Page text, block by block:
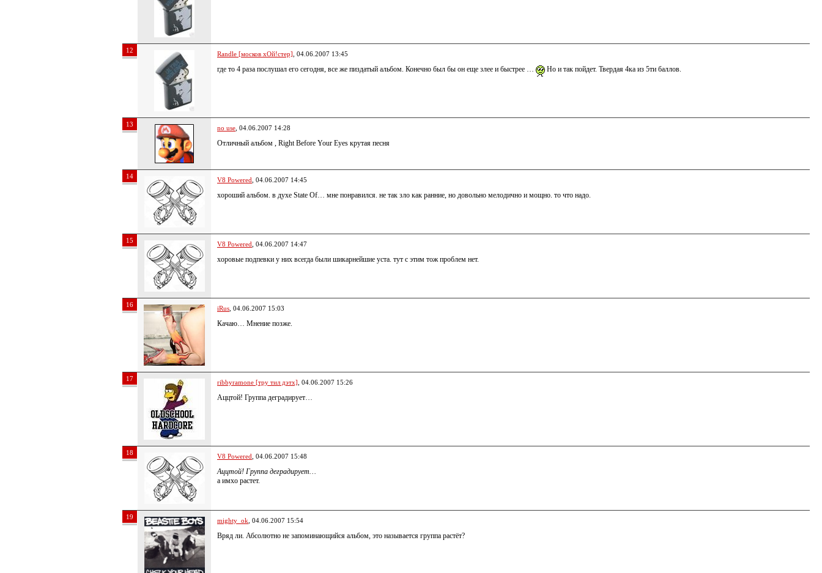
12 Randle [москов хОй!стер] , 04.06.2007 13:45
где то 4 раза послушал его сегодня, все же пиздатый альбом. Конечно был бы он еще злее и быстрее … Но и так пойдет. Твердая 4ка из 5ти баллов.
13 no use , 04.06.2007 14:28
Отличный альбом , Right Before Your Eyes крутая песня
14 V8 Powered , 04.06.2007 14:45
хороший альбом. в духе State Of… мне понравился. не так зло как ранние, но довольно мелодично и мощно. то что надо.
15 V8 Powered , 04.06.2007 14:47
хоровые подпевки у них всегда были шикарнейшие уста. тут с этим тож проблем нет.
16 iRus , 04.06.2007 15:03
Качаю… Мнение позже.
17 ribbyramone [тру тил дэтх] , 04.06.2007 15:26
Аццтой! Группа деградирует…
18 V8 Powered , 04.06.2007 15:48
Аццтой! Группа деградирует…
а имхо растет.
19 mighty_ok , 04.06.2007 15:54
Вряд ли. Абсолютно не запоминающийся альбом, это называется группа растёт?